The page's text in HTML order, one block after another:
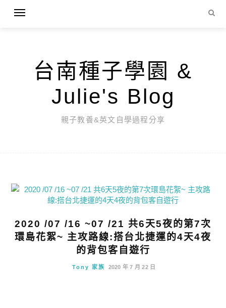
台南種子學園 &
Julie's Blog
親子教養&英文自學過程分享
2020 /07 /16 ~07 /21 共6天5夜的第7次
環島花絮~ 主攻路線:搭台北捷運的4天4夜
的背包客自遊行
Tony 家族 2020 年 7 月 22 日